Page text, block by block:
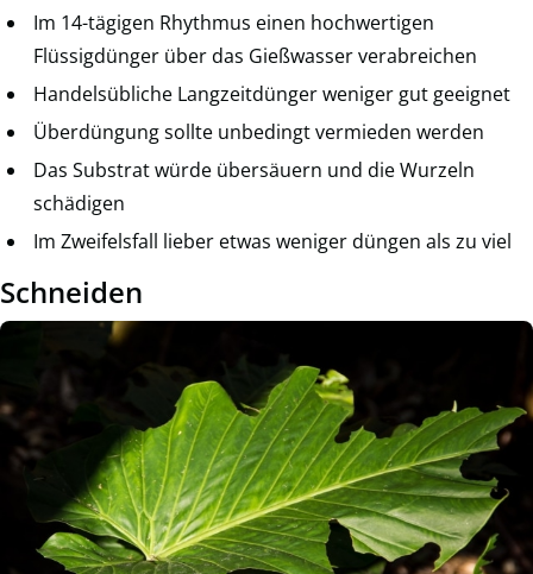
Im 14-tägigen Rhythmus einen hochwertigen
Flüssigdünger über das Gießwasser verabreichen
Handelsübliche Langzeitdünger weniger gut geeignet
Überdüngung sollte unbedingt vermieden werden
Das Substrat würde übersäuern und die Wurzeln
schädigen
Im Zweifelsfall lieber etwas weniger düngen als zu viel
Schneiden